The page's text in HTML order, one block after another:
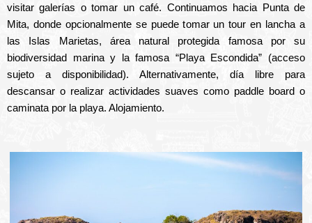
visitar galerías o tomar un café. Continuamos hacia Punta de
Mita, donde opcionalmente se puede tomar un tour en lancha a
las Islas Marietas, área natural protegida famosa por su
biodiversidad marina y la famosa “Playa Escondida” (acceso
sujeto a disponibilidad). Alternativamente, día libre para
descansar o realizar actividades suaves como paddle board o
caminata por la playa. Alojamiento.